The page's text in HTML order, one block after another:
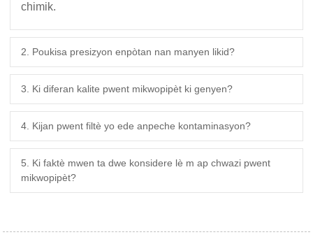
chimik.
2. Poukisa presizyon enpòtan nan manyen likid?
3. Ki diferan kalite pwent mikwopipèt ki genyen?
4. Kijan pwent filtè yo ede anpeche kontaminasyon?
5. Ki faktè mwen ta dwe konsidere lè m ap chwazi pwent
mikwopipèt?